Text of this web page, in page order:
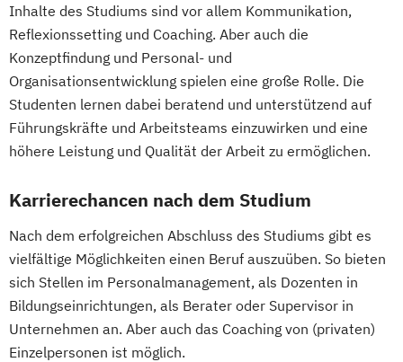
Information Technology Management
(DE/EN)
Innovation and Entrepreneurship (DE/EN)
International Healthcare Management
(DE/EN)
International Management (DE/EN)
Journalismus und digitale Kommunikation
Kindheitspädagogik für Erzieher:innen
Kommunikationsdesign
Kommunikationspsychologie
Kultur- und Medienpädagogik
Logistikmanagement
Inhalte des Studiums sind vor allem Kommunikation,
Reflexionssetting und Coaching. Aber auch die
Konzeptfindung und Personal- und
Organisationsentwicklung spielen eine große Rolle. Die
Studenten lernen dabei beratend und unterstützend auf
Führungskräfte und Arbeitsteams einzuwirken und eine
höhere Leistung und Qualität der Arbeit zu ermöglichen.
Karrierechancen nach dem Studium
Nach dem erfolgreichen Abschluss des Studiums gibt es
vielfältige Möglichkeiten einen Beruf auszuüben. So bieten
sich Stellen im Personalmanagement, als Dozenten in
Bildungseinrichtungen, als Berater oder Supervisor in
Unternehmen an. Aber auch das Coaching von (privaten)
Einzelpersonen ist möglich.